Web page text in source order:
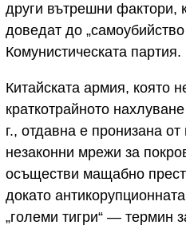
други вътрешни фактори,
доведат до
Комунистическата партия.
Китайската армия, която
краткотрайното
г., отдавна е пронизана
незаконни мрежи за
осъществи мащабно
докато
„големи тигри“ — термин